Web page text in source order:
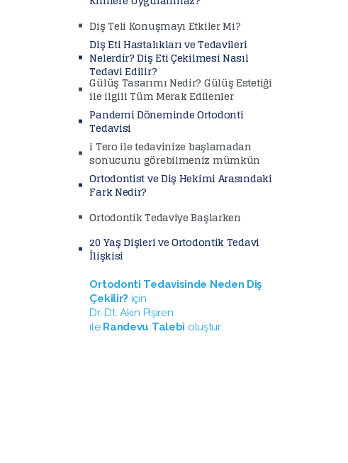
Diş Teli Konuşmayı Etkiler Mi?
Diş Eti Hastalıkları ve Tedavileri
Nelerdir? Diş Eti Çekilmesi Nasıl
Tedavi Edilir?
Gülüş Tasarımı Nedir? Gülüş Estetiği
ile ilgili Tüm Merak Edilenler
Pandemi Döneminde Ortodonti
Tedavisi
i Tero ile tedavinize başlamadan
sonucunu görebilmeniz mümkün
Ortodontist ve Diş Hekimi Arasındaki
Fark Nedir?
Ortodontik Tedaviye Başlarken
20 Yaş Dişleri ve Ortodontik Tedavi
İlişkisi
Ortodonti Tedavisinde Neden Diş
Çekilir? için
Dr. Dt. Akın Pişiren
ile Randevu Talebi oluştur.